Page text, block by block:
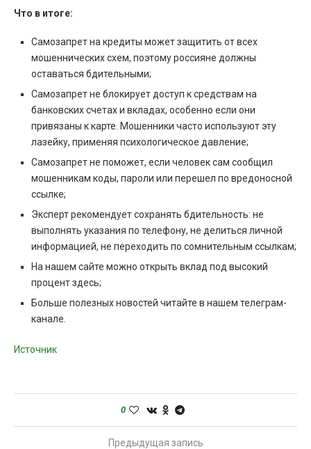
Что в итоге:
Самозапрет на кредиты может защитить от всех
мошеннических схем, поэтому россияне должны
оставаться бдительными;
Самозапрет не блокирует доступ к средствам на
банковских счетах и вкладах, особенно если они
привязаны к карте. Мошенники часто используют эту
лазейку, применяя психологическое давление;
Самозапрет не поможет, если человек сам сообщил
мошенникам коды, пароли или перешел по вредоносной
ссылке;
Эксперт рекомендует сохранять бдительность: не
выполнять указания по телефону, не делиться личной
информацией, не переходить по сомнительным ссылкам;
На нашем сайте можно открыть вклад под высокий
процент здесь;
Больше полезных новостей читайте в нашем телеграм-
канале.
Источник
0
Предыдущая запись